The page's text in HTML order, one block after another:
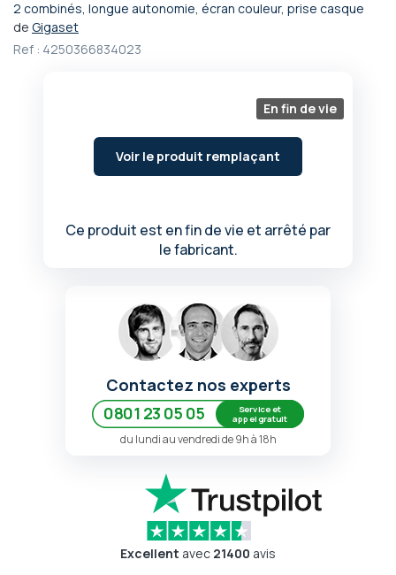
2 combinés, longue autonomie, écran couleur, prise casque
de Gigaset
Ref : 4250366834023
En fin de vie
Voir le produit remplaçant
Ce produit est en fin de vie et arrêté par
le fabricant.
Passer
au
début
Contactez nos experts
0801 23 05 05
Service et
appel gratuit
du lundi au vendredi de 9h à 18h
Excellent avec 21400 avis